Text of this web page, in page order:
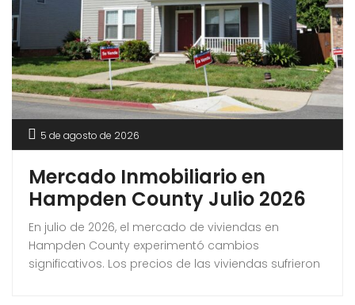
5 de agosto de 2026
Mercado Inmobiliario en
Hampden County Julio 2026
En julio de 2026, el mercado de viviendas en
Hampden County experimentó cambios
significativos. Los precios de las viviendas sufrieron